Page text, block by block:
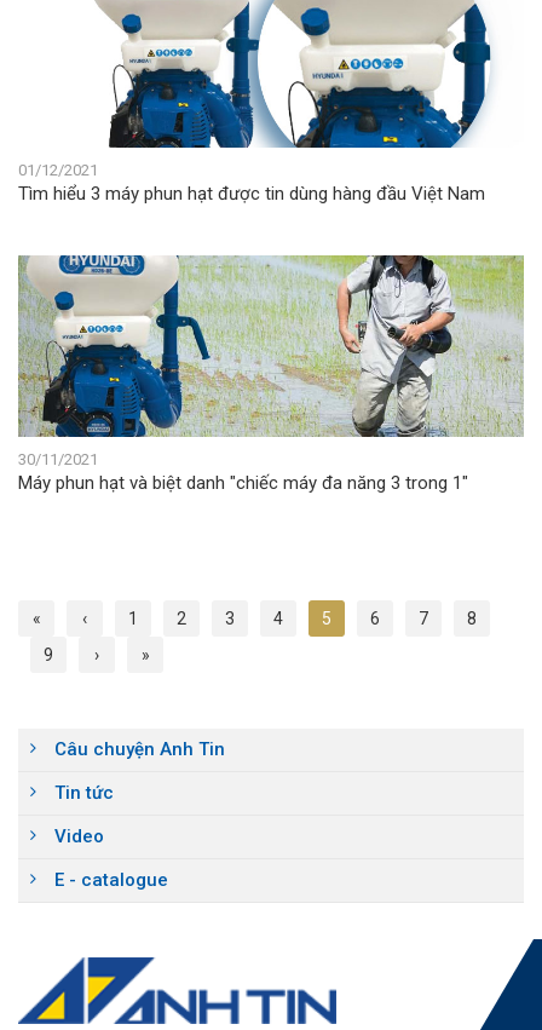
01/12/2021
Tìm hiểu 3 máy phun hạt được tin dùng hàng đầu Việt Nam
30/11/2021
Máy phun hạt và biệt danh "chiếc máy đa năng 3 trong 1"
« ‹ 1 2 3 4 5 6 7
8
9
› »
Câu chuyện Anh Tin
Tin tức
Video
E - catalogue